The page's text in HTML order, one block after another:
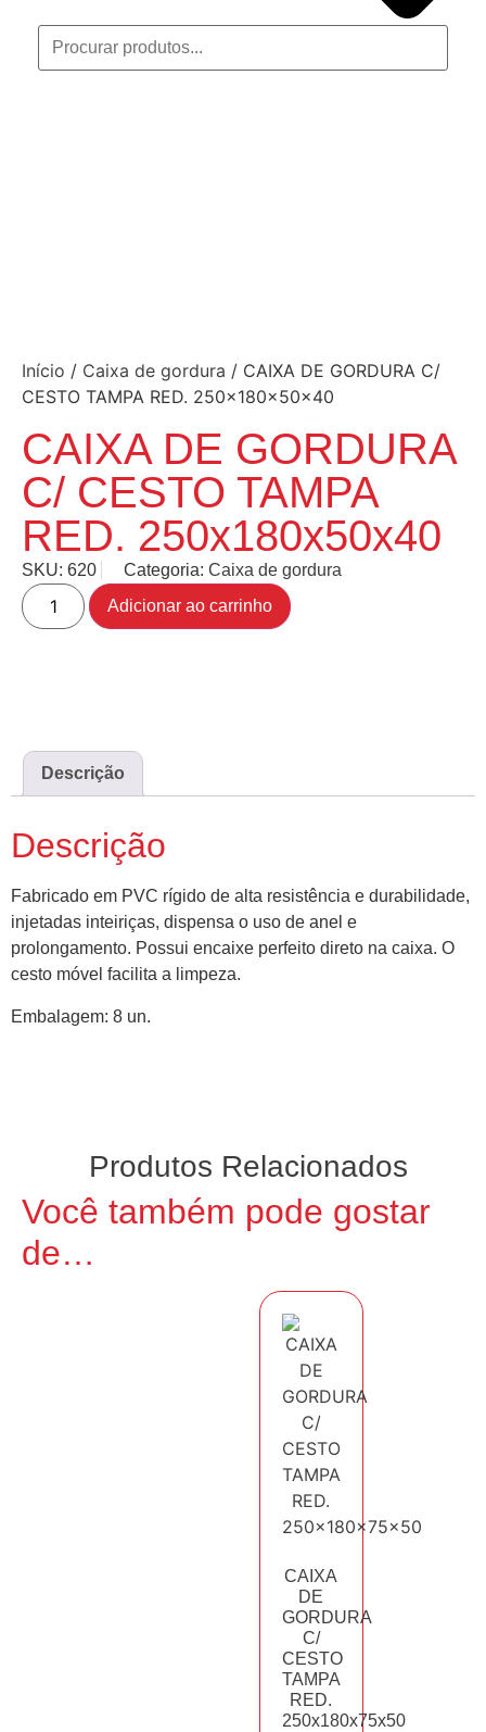
Início / Caixa de gordura / CAIXA DE GORDURA C/
CESTO TAMPA RED. 250x180x50x40
CAIXA DE GORDURA
C/ CESTO TAMPA
RED. 250x180x50x40
Adicionar ao carrinho
SKU: 620 Categoria: Caixa de gordura
Descrição
Descrição
Fabricado em PVC rígido de alta resistência e durabilidade,
injetadas inteiriças, dispensa o uso de anel e
prolongamento. Possui encaixe perfeito direto na caixa. O
cesto móvel facilita a limpeza.
Embalagem: 8 un.
Produtos Relacionados
Você também pode gostar
de…
CAIXA
DE
GORDURA
C/
CESTO
TAMPA
RED.
250x180x75x50